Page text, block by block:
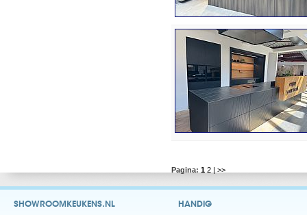
Pagina: 1 2 | >>
SHOWROOMKEUKENS.NL HANDIG